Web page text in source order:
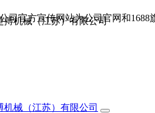
械（江苏）有限公司
司官方宣传网站为公司官网和